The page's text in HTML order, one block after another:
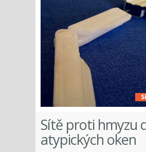
Sítě proti hmyzu
atypických oken